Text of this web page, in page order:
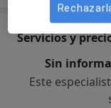
Servicios y
Sin
Este